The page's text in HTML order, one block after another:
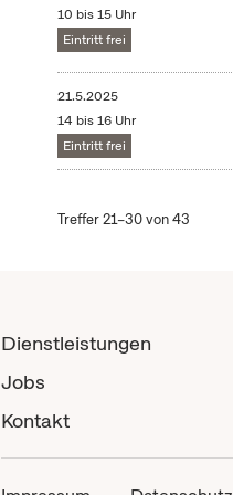
10 bis 15 Uhr
Eintritt frei
21.5.2025
14 bis 16 Uhr
Eintritt frei
Treffer 21–30 von 43
Dienstleistungen
Jobs
Kontakt